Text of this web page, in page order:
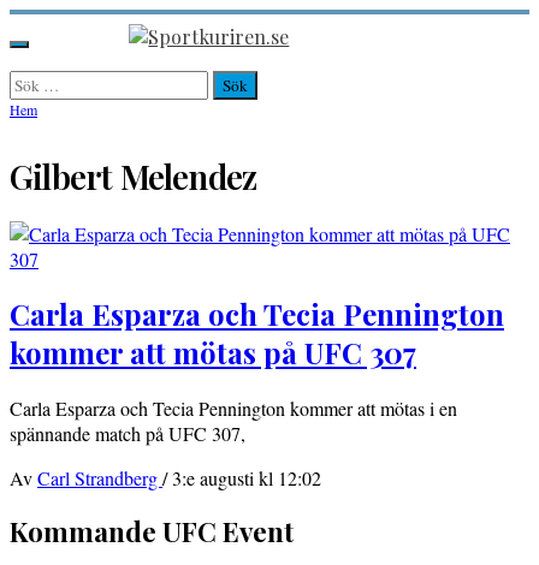
Hoppa
till
innehåll
Sportkuriren.se
Primär
meny
Sök
efter:
Hem
Gilbert Melendez
Carla Esparza och Tecia Pennington
kommer att mötas på UFC 307
Carla Esparza och Tecia Pennington kommer att mötas i en
spännande match på UFC 307,
AvCarl Strandberg/3:e augusti kl 12:02
Kommande UFC Event